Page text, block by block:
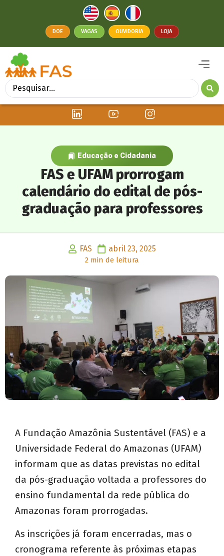
DOE VAGAS OUVIDORIA LOJA
Educação e Cidadania
FAS e UFAM prorrogam
calendário do edital de pós-
graduação para professores
FAS abril 23, 2025
2 min de leitura
A Fundação Amazônia Sustentável (FAS) e a
Universidade Federal do Amazonas (UFAM)
informam que as datas previstas no edital
da pós-graduação voltada a professores do
ensino fundamental da rede pública do
Amazonas foram prorrogadas.
As inscrições já foram encerradas, mas o
cronograma referente às próximas etapas